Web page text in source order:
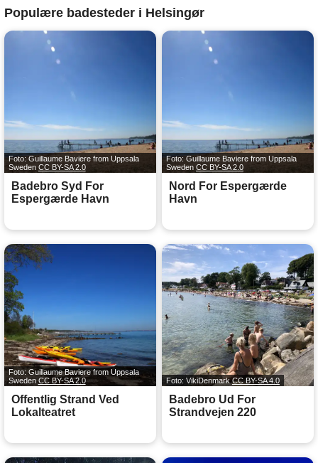
Populære badesteder i Helsingør
Foto: Guillaume Baviere from Uppsala
Sweden CC BY-SA 2.0
Badebro Syd For
Espergærde Havn
Foto: Guillaume Baviere from Uppsala
Sweden CC BY-SA 2.0
Nord For Espergærde
Havn
Foto: Guillaume Baviere from Uppsala
Sweden CC BY-SA 2.0
Offentlig Strand Ved
Lokalteatret
Foto: VikiDenmarkCC BY-SA 4.0
Badebro Ud For
Strandvejen 220